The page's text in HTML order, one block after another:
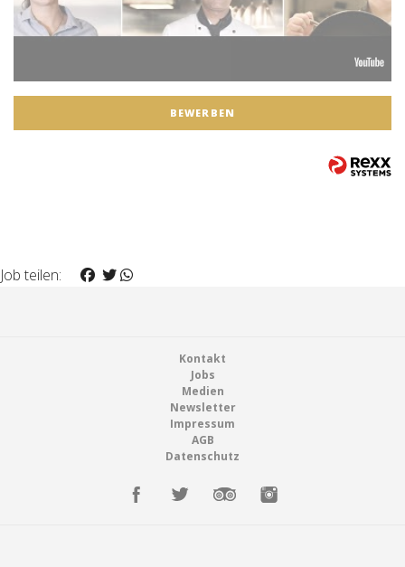
BEWERBEN
Job teilen:
Kontakt
Jobs
Medien
Newsletter
Impressum
AGB
Datenschutz